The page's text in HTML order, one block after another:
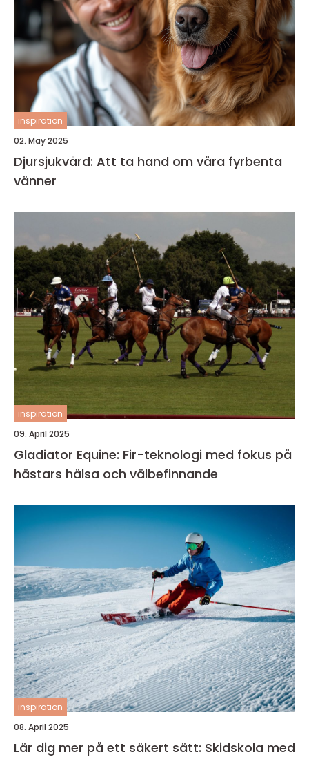
inspiration
02. May 2025
Djursjukvård: Att ta hand om våra fyrbenta
vänner
inspiration
09. April 2025
Gladiator Equine: Fir-teknologi med fokus på
hästars hälsa och välbefinnande
inspiration
08. April 2025
Lär dig mer på ett säkert sätt: Skidskola med